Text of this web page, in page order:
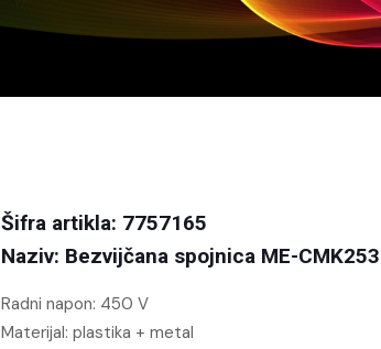
Šifra artikla: 7757165
Naziv: Bezvijčana spojnica ME-CMK253
Radni napon: 450 V
Materijal: plastika + metal